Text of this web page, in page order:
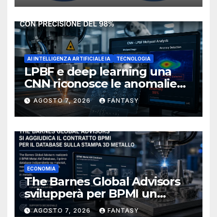
AI INTELLIGENZA ARTIFICIALE IA TECNOLOGIA
LPBF e deep learning una
CNN riconosce le anomalie
del bagno di fusione
AGOSTO 7, 2026 FANTASY
ECONOMIA
The Barnes Global Advisors
svilupperà per BPMI un
database per la stampa 3D
AGOSTO 7, 2026 FANTASY